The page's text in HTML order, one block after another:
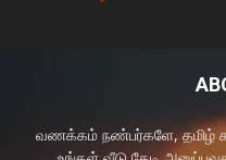
வணக்கம் நண்பர்களே, தமிழ்